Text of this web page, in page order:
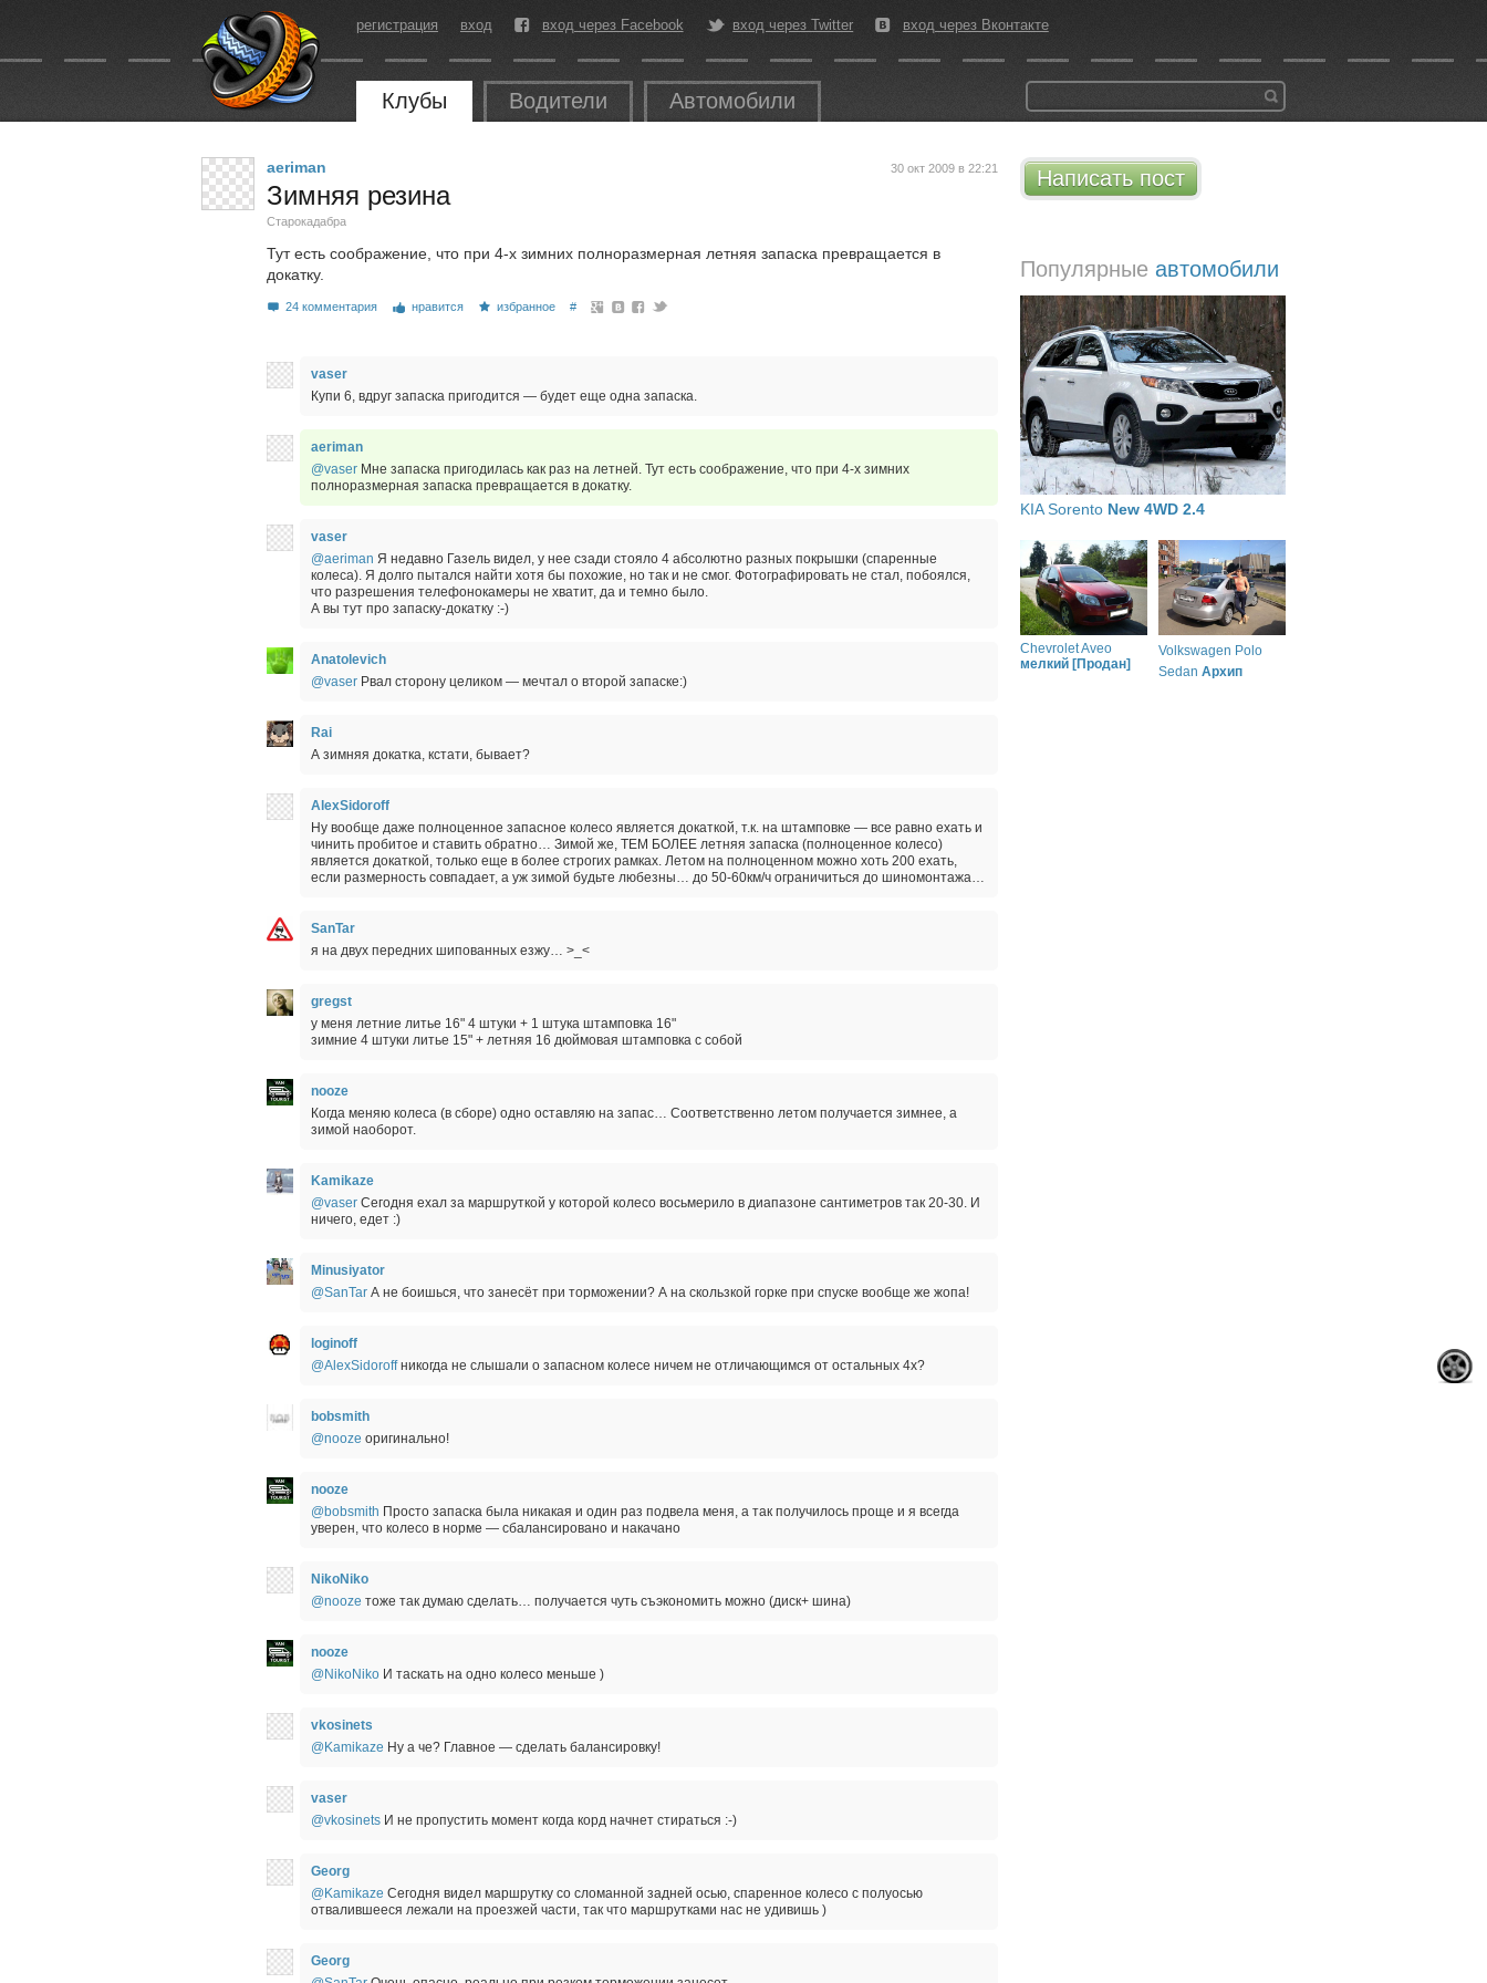
регистрация вход вход через Facebook вход через Twitter вход через Вконтакте
Клубы Водители Автомобили
Написать пост
Популярные автомобили
KIA Sorento New 4WD 2.4
Chevrolet Aveo
мелкий [Продан]
Volkswagen Polo
Sedan Архип
30 окт 2009 в 22:21
aeriman
Зимняя резина
Старокадабра
Тут есть соображение, что при 4-х зимних полноразмерная летняя запаска превращается в
докатку.
24 комментария нравится избранное #
vaser
Купи 6, вдруг запаска пригодится — будет еще одна запаска.
aeriman
@vaser Мне запаска пригодилась как раз на летней. Тут есть соображение, что при 4-х зимних
полноразмерная запаска превращается в докатку.
vaser
@aeriman Я недавно Газель видел, у нее сзади стояло 4 абсолютно разных покрышки (спаренные
колеса). Я долго пытался найти хотя бы похожие, но так и не смог. Фотографировать не стал, побоялся,
что разрешения телефонокамеры не хватит, да и темно было.
А вы тут про запаску-докатку :-)
Anatolevich
@vaser Рвал сторону целиком — мечтал о второй запаске:)
Rai
А зимняя докатка, кстати, бывает?
AlexSidoroff
Ну вообще даже полноценное запасное колесо является докаткой, т.к. на штамповке — все равно ехать и
чинить пробитое и ставить обратно… Зимой же, ТЕМ БОЛЕЕ летняя запаска (полноценное колесо)
является докаткой, только еще в более строгих рамках. Летом на полноценном можно хоть 200 ехать,
если размерность совпадает, а уж зимой будьте любезны… до 50-60км/ч ограничиться до шиномонтажа…
SanTar
я на двух передних шипованных езжу… >_<
gregst
у меня летние литье 16" 4 штуки + 1 штука штамповка 16"
зимние 4 штуки литье 15" + летняя 16 дюймовая штамповка с собой
nooze
Когда меняю колеса (в сборе) одно оставляю на запас… Соответственно летом получается зимнее, а
зимой наоборот.
Kamikaze
@vaser Сегодня ехал за маршруткой у которой колесо восьмерило в диапазоне сантиметров так 20-30. И
ничего, едет :)
Minusiyator
@SanTar А не боишься, что занесёт при торможении? А на скользкой горке при спуске вообще же жопа!
loginoff
@AlexSidoroffникогда не слышали о запасном колесе ничем не отличающимся от остальных 4х?
bobsmith
@nooze оригинально!
nooze
@bobsmith Просто запаска была никакая и один раз подвела меня, а так получилось проще и я всегда
уверен, что колесо в норме — сбалансировано и накачано
NikoNiko
@nooze тоже так думаю сделать… получается чуть съэкономить можно (диск+ шина)
nooze
@NikoNiko И таскать на одно колесо меньше )
vkosinets
@Kamikaze Ну а че? Главное — сделать балансировку!
vaser
@vkosinets И не пропустить момент когда корд начнет стираться :-)
Georg
@Kamikaze Сегодня видел маршрутку со сломанной задней осью, спаренное колесо с полуосью
отвалившееся лежали на проезжей части, так что маршрутками нас не удивишь )
Georg